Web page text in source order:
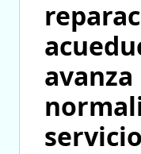
avanza
servicio